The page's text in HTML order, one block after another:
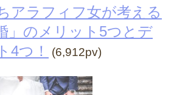
アラフィフ女が考える
」のメリット5つとデ
4つ！
(6,912pv)